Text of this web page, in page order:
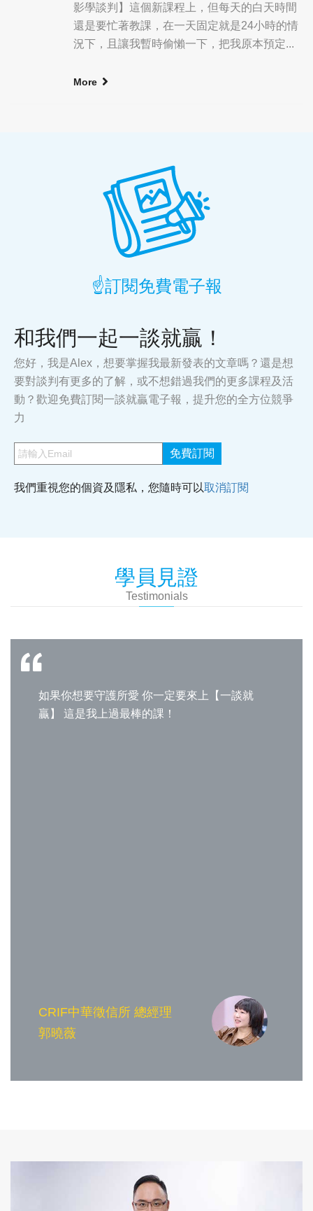
影學談判】這個新課程上，但每天的白天時間
還是要忙著教課，在一天固定就是24小時的情
況下，且讓我暫時偷懶一下，把我原本預定...
More
☝️訂閱免費電子報
和我們一起一談就贏！
您好，我是Alex，想要掌握我最新發表的文章嗎？還是想
要對談判有更多的了解，或不想錯過我們的更多課程及活
動？歡迎免費訂閱一談就贏電子報，提升您的全方位競爭
力
免費訂閱
我們重視您的個資及隱私，您隨時可以取消訂閱
學員見證
Testimonials
如果你想要守護所愛 你一定要來上【一談就
贏】 這是我上過最棒的課！
CRIF中華徵信所 總經理
郭曉薇